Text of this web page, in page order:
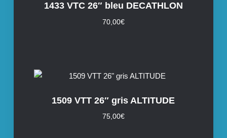
1433 VTC 26″ bleu DECATHLON
70,00€
1509 VTT 26″ gris ALTITUDE
75,00€